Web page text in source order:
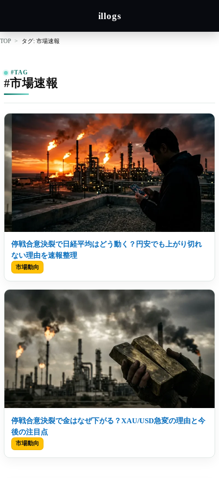
illogs
TOP タグ: 市場速報
#TAG
#市場速報
停戦合意決裂で日経平均はどう動く？円安でも上がり切れ
ない理由を速報整理
市場動向
停戦合意決裂で金はなぜ下がる？XAU/USD急変の理由と今
後の注目点
市場動向